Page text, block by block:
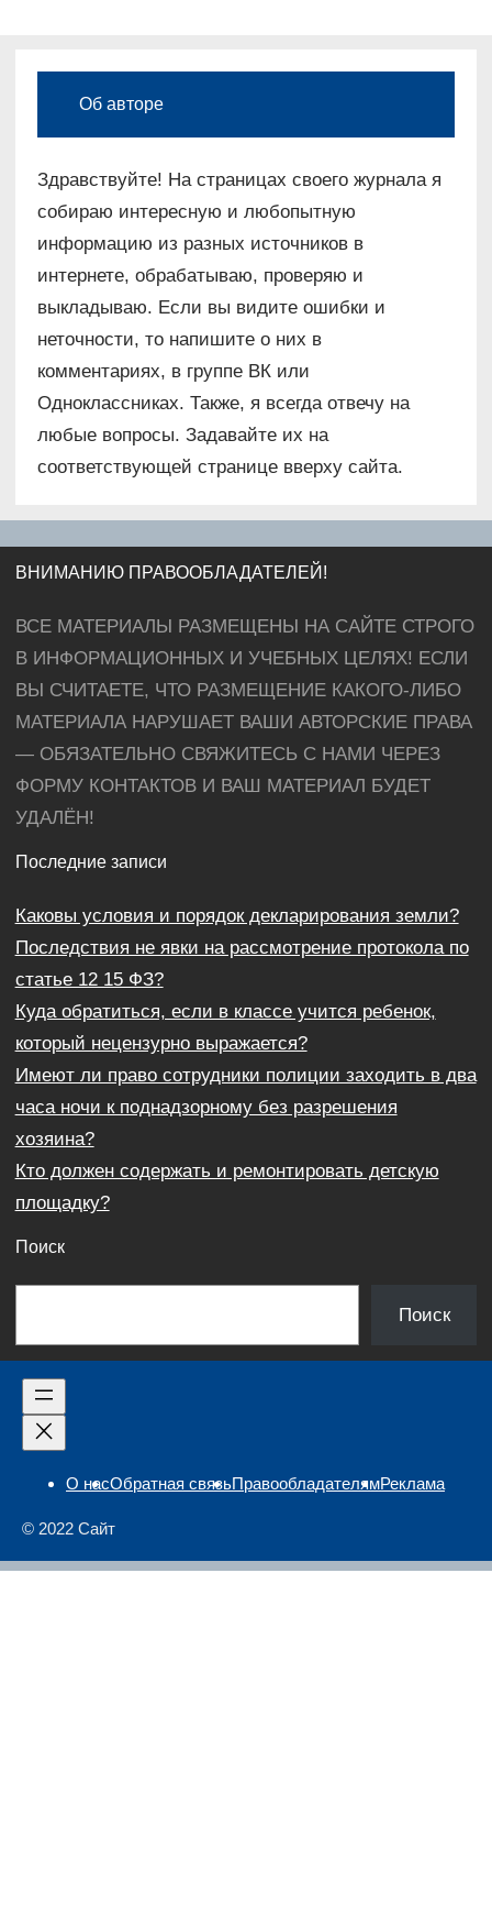
Об авторе
Здравствуйте! На страницах своего журнала я
собираю интересную и любопытную
информацию из разных источников в
интернете, обрабатываю, проверяю и
выкладываю. Если вы видите ошибки и
неточности, то напишите о них в
комментариях, в группе ВК или
Одноклассниках. Также, я всегда отвечу на
любые вопросы. Задавайте их на
соответствующей странице вверху сайта.
ВНИМАНИЮ ПРАВООБЛАДАТЕЛЕЙ!
ВСЕ МАТЕРИАЛЫ РАЗМЕЩЕНЫ НА САЙТЕ СТРОГО
В ИНФОРМАЦИОННЫХ И УЧЕБНЫХ ЦЕЛЯХ! ЕСЛИ
ВЫ СЧИТАЕТЕ, ЧТО РАЗМЕЩЕНИЕ КАКОГО-ЛИБО
МАТЕРИАЛА НАРУШАЕТ ВАШИ АВТОРСКИЕ ПРАВА
— ОБЯЗАТЕЛЬНО СВЯЖИТЕСЬ С НАМИ ЧЕРЕЗ
ФОРМУ КОНТАКТОВ И ВАШ МАТЕРИАЛ БУДЕТ
УДАЛЁН!
Последние записи
Каковы условия и порядок декларирования земли?
Последствия не явки на рассмотрение протокола по
статье 12 15 ФЗ?
Куда обратиться, если в классе учится ребенок,
который нецензурно выражается?
Имеют ли право сотрудники полиции заходить в два
часа ночи к поднадзорному без разрешения
хозяина?
Кто должен содержать и ремонтировать детскую
площадку?
Поиск
и
Поиск
О насОбратная связьПравообладателямРеклама
© 2022 Сайт